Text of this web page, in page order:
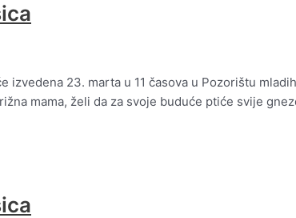
izvedena 23. marta u 11 časova u Pozorištu
mama, želi da za svoje buduće ptiće svije